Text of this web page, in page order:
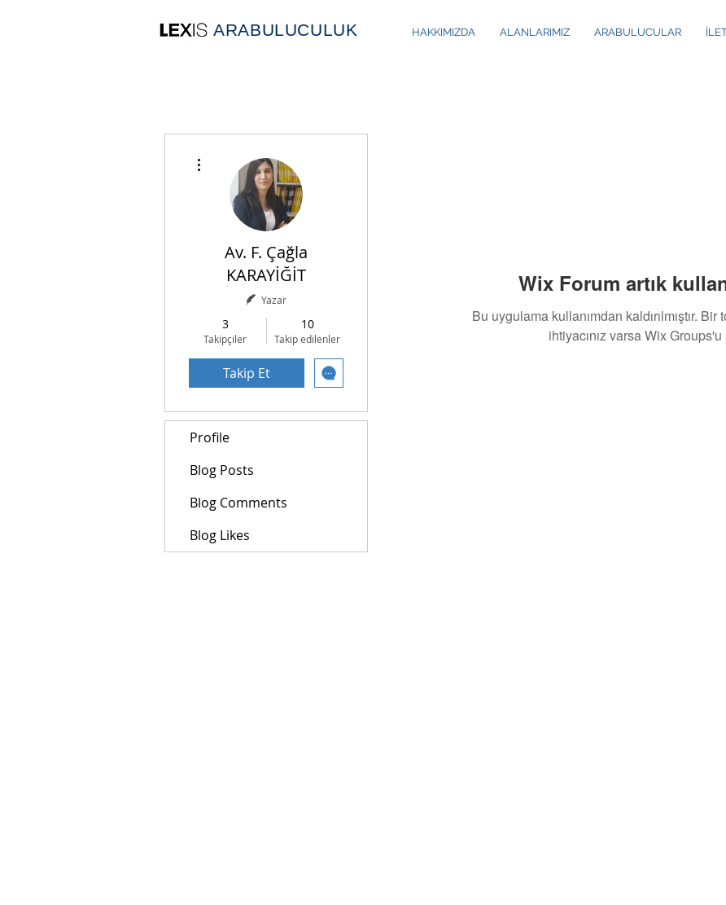
ARABULUCULUK HAKKIMIZDA ALANLARIMIZ ARABULUCULAR
Wix Forum artık
Bu uygulama kullanımdan kaldırılmıştır.
ihtiyacınız varsa Wix Groups'u
Av. F. Çağla
KARAYİĞİT
Yazar
3
Takipçiler
10
Takip edilenler
Takip Et
Profile
Blog Posts
Blog Comments
Blog Likes